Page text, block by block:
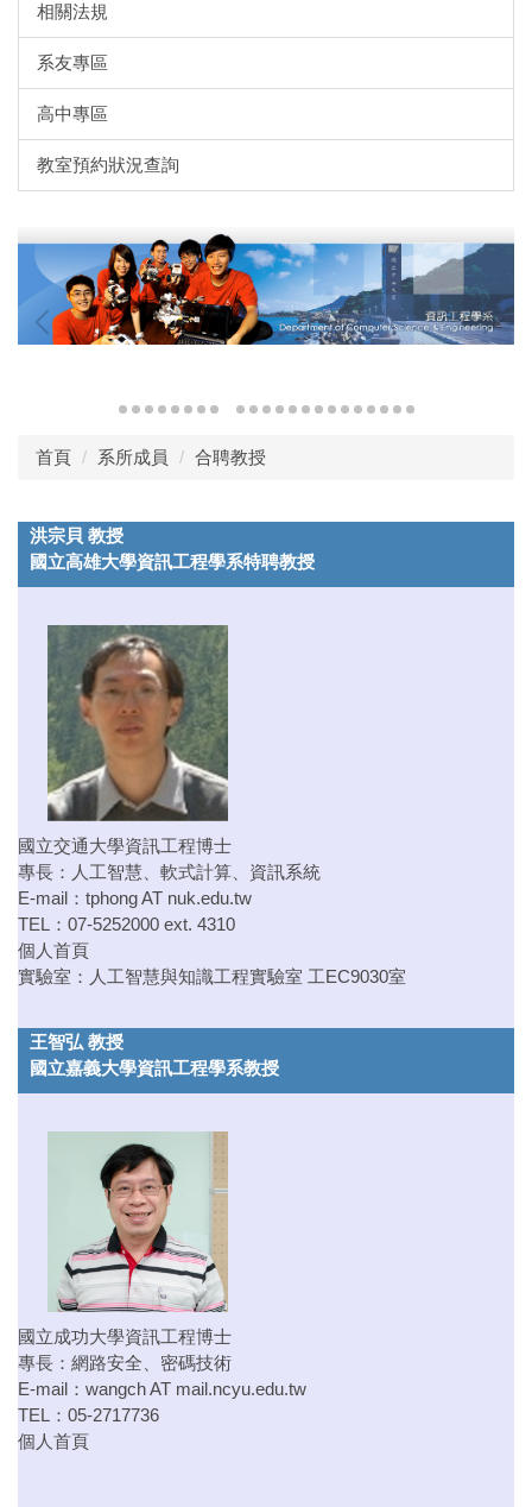
相關法規
系友專區
高中專區
教室預約狀況查詢
首頁 系所成員 合聘教授
洪宗貝 教授
國立高雄大學資訊工程學系特聘教授
國立交通大學資訊工程博士
專長：人工智慧、軟式計算、資訊系統
E-mail： tphong AT nuk.edu.tw
TEL：07-5252000 ext. 4310
個人首頁
實驗室：人工智慧與知識工程實驗室 工EC9030室
王智弘 教授
國立嘉義大學資訊工程學系教授
國立成功大學資訊工程博士
專長：網路安全、密碼技術
E-mail： wangch AT mail.ncyu.edu.tw
TEL：05-2717736
個人首頁